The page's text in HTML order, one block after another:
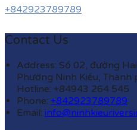
+842923789789
Contact Us
Address: Số 02, đường
Phường Ninh Kiều, Thành
Hotline: +84943 264 545
Phone: +842923789789
Email: